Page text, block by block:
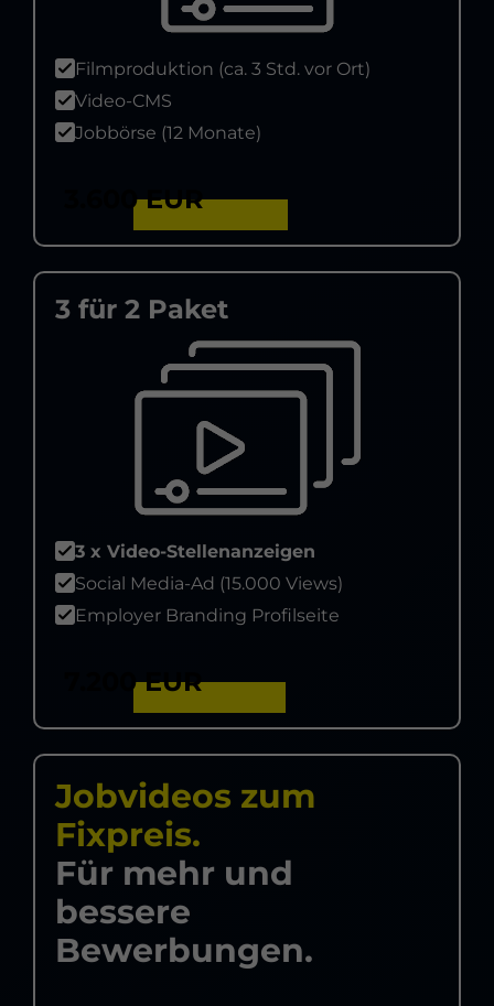
Jobvideos zum
Fixpreis.
Für mehr und
bessere
Bewerbungen.
Filmproduktion (ca. 3 Std. vor Ort)
Video-CMS
Jobbörse (12 Monate)
3.600 EUR
3 für 2 Paket
3 x Video-Stellenanzeigen
Social Media-Ad (15.000 Views)
Employer Branding Profilseite
7.200 EUR